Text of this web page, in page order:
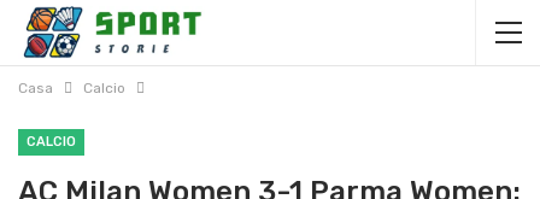
Casa Calcio
CALCIO
AC Milan Women 3-1 Parma Women: